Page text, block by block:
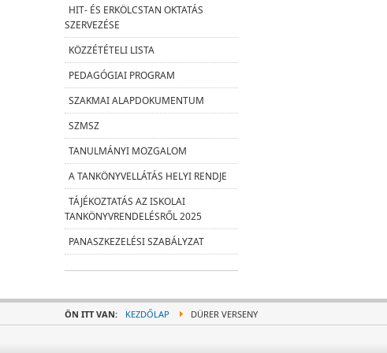
HIT- ÉS ERKÖLCSTAN OKTATÁS
SZERVEZÉSE
KÖZZÉTÉTELI LISTA
PEDAGÓGIAI PROGRAM
SZAKMAI ALAPDOKUMENTUM
SZMSZ
TANULMÁNYI MOZGALOM
A TANKÖNYVELLÁTÁS HELYI RENDJE
TÁJÉKOZTATÁS AZ ISKOLAI
TANKÖNYVRENDELÉSRŐL 2025
PANASZKEZELÉSI SZABÁLYZAT
ÖN ITT VAN: KEZDŐLAP DÜRER VERSENY